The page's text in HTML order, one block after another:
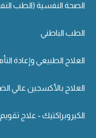
الصحة النفسية (الطب
الطب الباطني
العلاج الطبيعي وإعادة
العلاج بالأكسجين عالي
الكيروبراكتيك - علاج